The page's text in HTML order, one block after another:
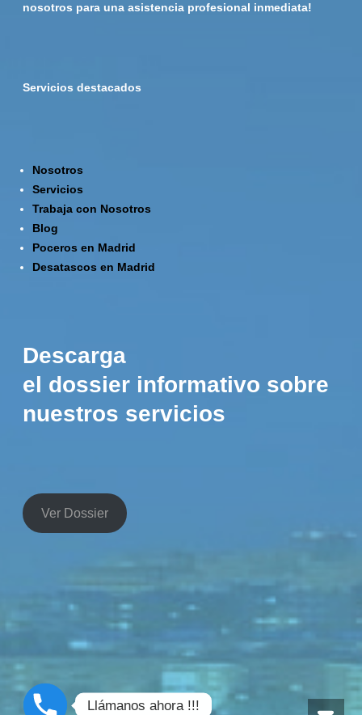
nosotros para una asistencia profesional inmediata!
Servicios destacados
Nosotros
Servicios
Trabaja con Nosotros
Blog
Poceros en Madrid
Desatascos en Madrid
Descarga
el dossier informativo sobre
nuestros servicios
Ver Dossier
Llámanos ahora !!!